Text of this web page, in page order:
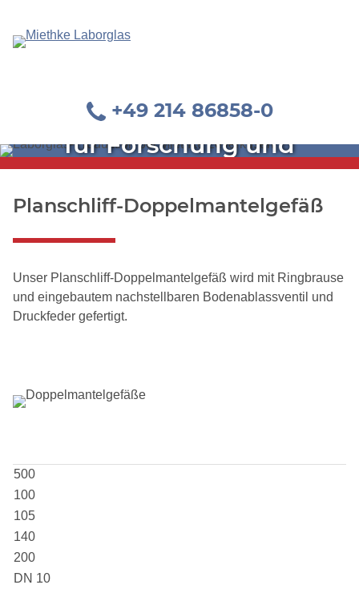
+49 214 86858-0
Glastechnische Geräte
für Forschung und
Industrie
Planschliff-Doppelmantelgefäß
Unser Planschliff-Doppelmantelgefäß wird mit Ringbrause
und eingebautem nachstellbaren Bodenablassventil und
Druckfeder gefertigt.
500
100
105
140
200
DN 10